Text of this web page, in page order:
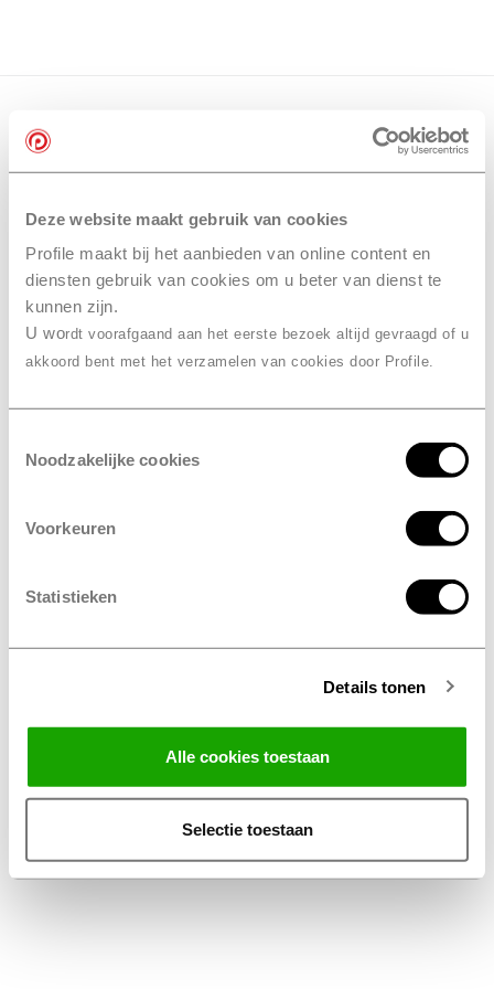
Deze website maakt gebruik van cookies
Profile maakt bij het aanbieden van online content en
diensten gebruik van cookies om u beter van dienst te
kunnen zijn.
U wordt voorafgaand aan het eerste bezoek altijd gevraagd of u
akkoord bent met het verzamelen van cookies door Profile.
Noodzakelijke cookies
Voorkeuren
Statistieken
Details tonen
Alle cookies toestaan
Selectie toestaan
Algemene voorwaarden
Privacy Statement
Disclaimer